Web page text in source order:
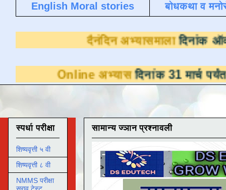
English Moral stories
बोधकथा व
दैनंदिन
अभ्यासदिनांक 31 मार्च पर्यंत
सामान्य ज्ञान प्रश्नावली
स्पर्धा परीक्षा
शिष्यवृत्ती ५ वी
शिष्यवृत्ती ८ वी
NMMS परीक्षा
सराव टेस्ट